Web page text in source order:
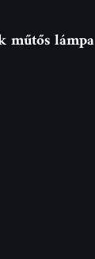
műtős lámpa